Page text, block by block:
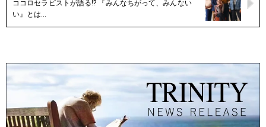
ココロセラピストが語る!? 『みんなちがって、みんない
い』とは…